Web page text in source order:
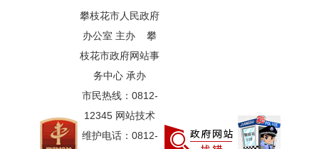
攀枝花市人民政府
办公室 主办 攀
枝花市政府网站事
务中心 承办
市民热线：0812-
12345 网站技术
维护电话：0812-